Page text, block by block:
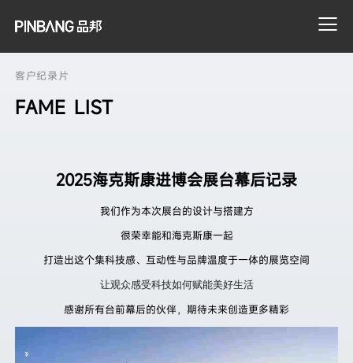
客户纪录片
FAME LIST
2025海克斯康进博会展台幕后记录
我们作为本次展台的设计与搭建方
很荣幸能和海克斯康一起
打造出这个集科技感、互动性与品牌温度于一体的展览空间
让观众感受科技如何赋能美好生活
感谢所有台前幕后的伙伴，期待未来创造更多精彩